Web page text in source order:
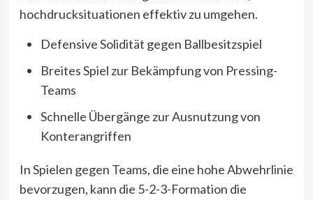
hochdrucksituationen effektiv zu umgehen.
Defensive Solidität gegen Ballbesitzspiel
Breites Spiel zur Bekämpfung von Pressing-
Teams
Schnelle Übergänge zur Ausnutzung von
Konterangriffen
In Spielen gegen Teams, die eine hohe Abwehrlinie
bevorzugen, kann die 5-2-3-Formation die